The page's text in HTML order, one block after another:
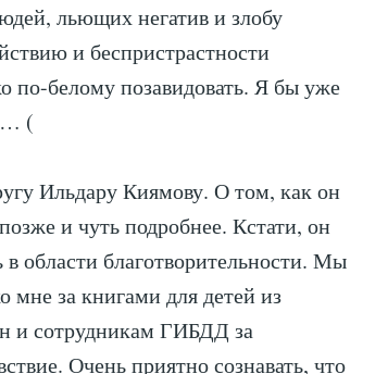
льющих негатив и злобу
и беспристрастности
по-белому позавидовать. Я бы уже
(
Ильдару Киямову. О том, как он
и чуть подробнее. Кстати, он
области благотворительности. Мы
мне за книгами для детей из
и сотрудникам ГИБДД за
Очень приятно сознавать, что